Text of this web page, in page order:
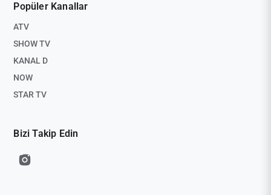
Popüler Kanallar
ATV
SHOW TV
KANAL D
NOW
STAR TV
Bizi Takip Edin